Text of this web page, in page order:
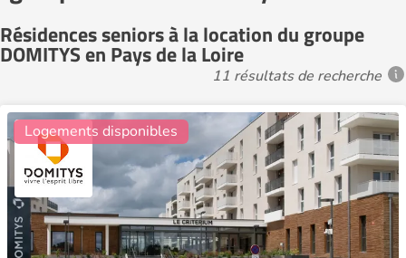
Résidences seniors à la location du groupe
DOMITYS en Pays de la Loire
11 résultats de recherche
Logements disponibles